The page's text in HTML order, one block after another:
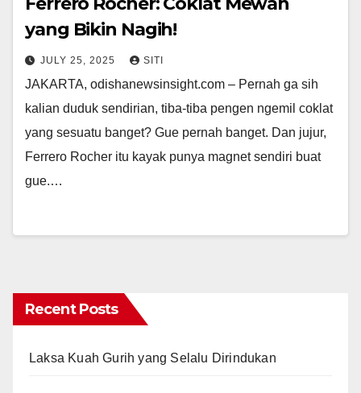
yang Bikin Nagih!
JULY 25, 2025 SITI
JAKARTA, odishanewsinsight.com – Pernah ga sih
kalian duduk sendirian, tiba-tiba pengen ngemil coklat
yang sesuatu banget? Gue pernah banget. Dan jujur,
Ferrero Rocher itu kayak punya magnet sendiri buat
gue.…
Recent Posts
Laksa Kuah Gurih yang Selalu Dirindukan